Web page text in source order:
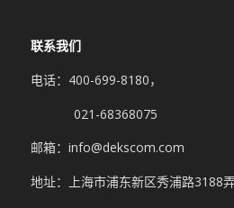
联系我们
电话：400-699-8180，
021-68368075
邮箱：info@dekscom.com
地址：上海市浦东新区秀浦路3188